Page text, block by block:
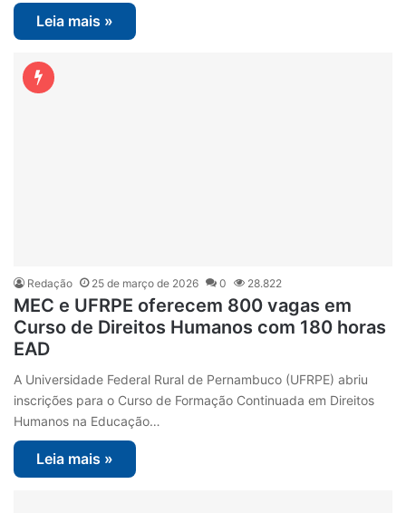
Leia mais »
Redação 25 de março de 2026 0 28.822
MEC e UFRPE oferecem 800 vagas em
Curso de Direitos Humanos com 180 horas
EAD
A Universidade Federal Rural de Pernambuco (UFRPE) abriu
inscrições para o Curso de Formação Continuada em Direitos
Humanos na Educação…
Leia mais »